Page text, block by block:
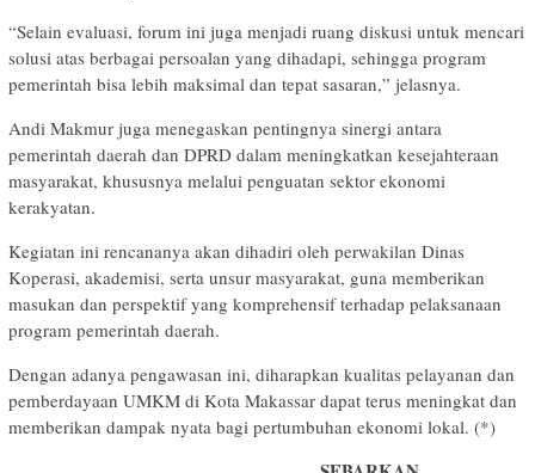
“Selain evaluasi, forum ini juga menjadi ruang diskusi untuk mencari
solusi atas berbagai persoalan yang dihadapi, sehingga program
pemerintah bisa lebih maksimal dan tepat sasaran,” jelasnya.
Andi Makmur juga menegaskan pentingnya sinergi antara
pemerintah daerah dan DPRD dalam meningkatkan kesejahteraan
masyarakat, khususnya melalui penguatan sektor ekonomi
kerakyatan.
Kegiatan ini rencananya akan dihadiri oleh perwakilan Dinas
Koperasi, akademisi, serta unsur masyarakat, guna memberikan
masukan dan perspektif yang komprehensif terhadap pelaksanaan
program pemerintah daerah.
Dengan adanya pengawasan ini, diharapkan kualitas pelayanan dan
pemberdayaan UMKM di Kota Makassar dapat terus meningkat dan
memberikan dampak nyata bagi pertumbuhan ekonomi lokal. (*)